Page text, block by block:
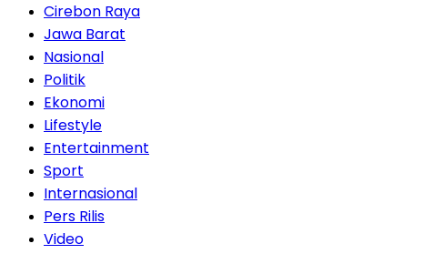
Cirebon Raya
Jawa Barat
Nasional
Politik
Ekonomi
Lifestyle
Entertainment
Sport
Internasional
Pers Rilis
Video